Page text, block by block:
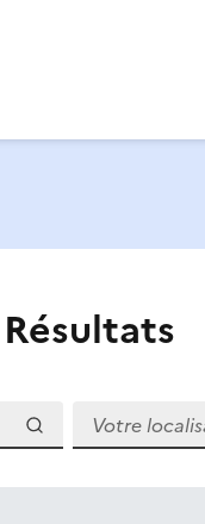
Résultats
Votre